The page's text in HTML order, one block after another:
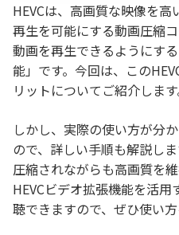
HEVCは、高画質な映像を
再生を可能にする動画圧縮
動画を再生できるようにす
能」です。今回は、この
リットについてご紹介します
しかし、実際の使い方が分
ので、詳しい手順も解説し
圧縮されながらも高画質を
HEVCビデオ拡張機能を活
聴できますので、ぜひ使い